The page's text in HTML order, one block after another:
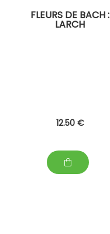
FLEURS DE BACH :
LARCH
12.50 €